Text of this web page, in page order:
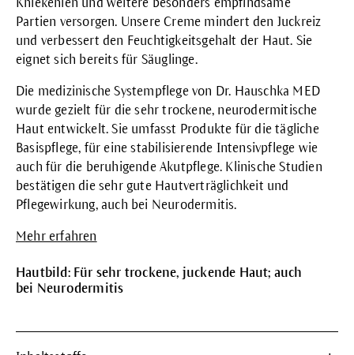
Kniekehlen und weitere besonders empfindsame
Partien versorgen. Unsere Creme mindert den Juckreiz
und verbessert den Feuchtigkeitsgehalt der Haut. Sie
eignet sich bereits für Säuglinge.
Die medizinische Systempflege von Dr. Hauschka MED
wurde gezielt für die sehr trockene, neurodermitische
Haut entwickelt. Sie umfasst Produkte für die tägliche
Basispflege, für eine stabilisierende Intensivpflege wie
auch für die beruhigende Akutpflege. Klinische Studien
bestätigen die sehr gute Hautverträglichkeit und
Pflegewirkung, auch bei Neurodermitis.
Mehr erfahren
Hautbild: Für sehr trockene, juckende Haut; auch
bei Neurodermitis